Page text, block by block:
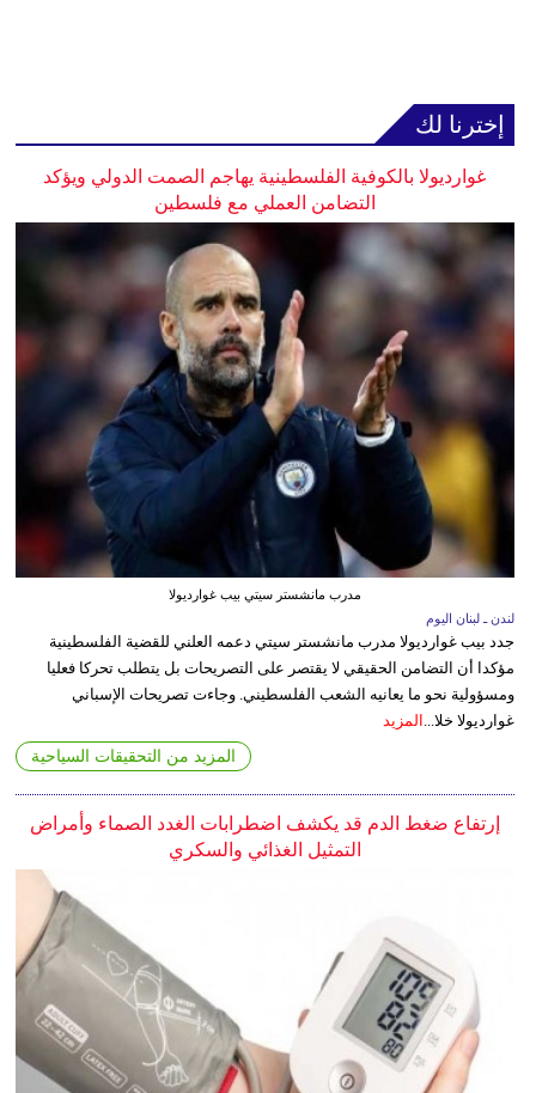
إخترنا لك
غوارديولا بالكوفية الفلسطينية يهاجم الصمت الدولي ويؤكد
التضامن العملي مع فلسطين
مدرب مانشستر سيتي بيب غوارديولا
لندن ـ لبنان اليوم
جدد بيب غوارديولا مدرب مانشستر سيتي دعمه العلني للقضية الفلسطينية
مؤكدا أن التضامن الحقيقي لا يقتصر على التصريحات بل يتطلب تحركا فعليا
ومسؤولية نحو ما يعانيه الشعب الفلسطيني. وجاءت تصريحات الإسباني
غوارديولا خلا... المزيد
المزيد من التحقيقات السياحية
إرتفاع ضغط الدم قد يكشف اضطرابات الغدد الصماء وأمراض
التمثيل الغذائي والسكري